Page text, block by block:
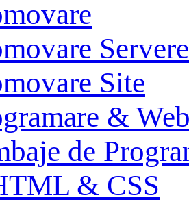
Servere
Site
&
de
& CSS